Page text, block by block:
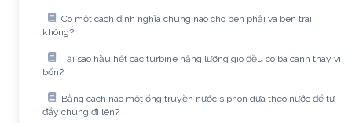
Có một cách định nghĩa chung nào cho bên phải và bên trái
không?
Tại sao hầu hết các turbine năng lượng gió đều có ba cánh thay vì
bốn?
Bằng cách nào một ống truyền nước siphon dựa theo nước để tự
đẩy chúng đi lên?